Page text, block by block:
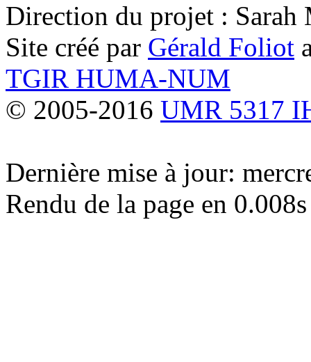
Direction du projet : Sarah
Site créé par Gérald Foliot
TGIR HUMA-NUM
© 2005-2016 UMR 5317
Dernière mise à jour:
Rendu de la page en 0.008s